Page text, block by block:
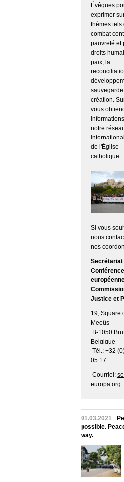
Évêques
exprimer
thèmes tels
combat
pauvreté et
droits
paix, la
création.
vous
notre réseau
de l'Église
catholique.
Si vous
nous
nos
Secrétariat
Conférence
Justice et
19, Square
Meeûs
B-1050
Belgique
Tél.: +32
05 17
Courriel:
europa.org
01.03.2021
possible.
way.